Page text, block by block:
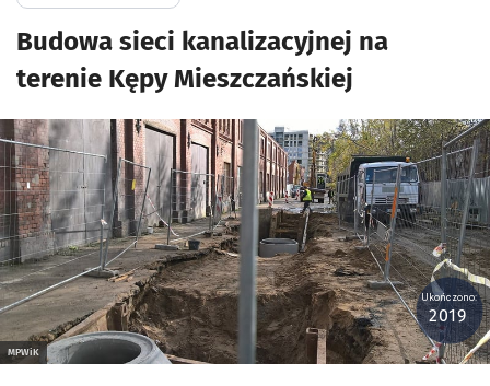
Budowa sieci kanalizacyjnej na
terenie Kępy Mieszczańskiej
Kliknij, aby powiększyć
MPWiK
Ukończono:
2019